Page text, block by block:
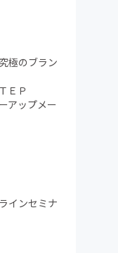
極のブラン
ＥＰ
アップメー
インセミナ